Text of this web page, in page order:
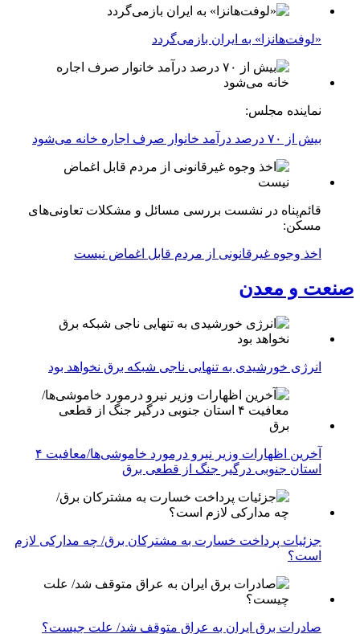
«لوفت‌هانزا» به ایران بازمی‌گردد
نماینده مجلس:
بیش از ۷۰ درصد درآمد خانوار صرف اجاره خانه می‌شود
قائم‌پناه در نشست بررسی مسائل و مشکلات تعاونی‌های
مسکن:
اخذ وجوه غیرقانونی از مردم قابل اغماض نیست
صنعت و معدن
انرژی خورشیدی به تنهایی ناجی شبکه برق نخواهد بود
آخرین اظهارات وزیر نیرو درمورد خاموشی‌ها/معافیت ۴
استان جنوبی درگیر جنگ از قطعی برق
جزئیات پرداخت خسارت به مشترکان برق/ چه مدارکی لازم
است؟
صادرات برق ایران به عراق متوقف شد/ علت چیست؟